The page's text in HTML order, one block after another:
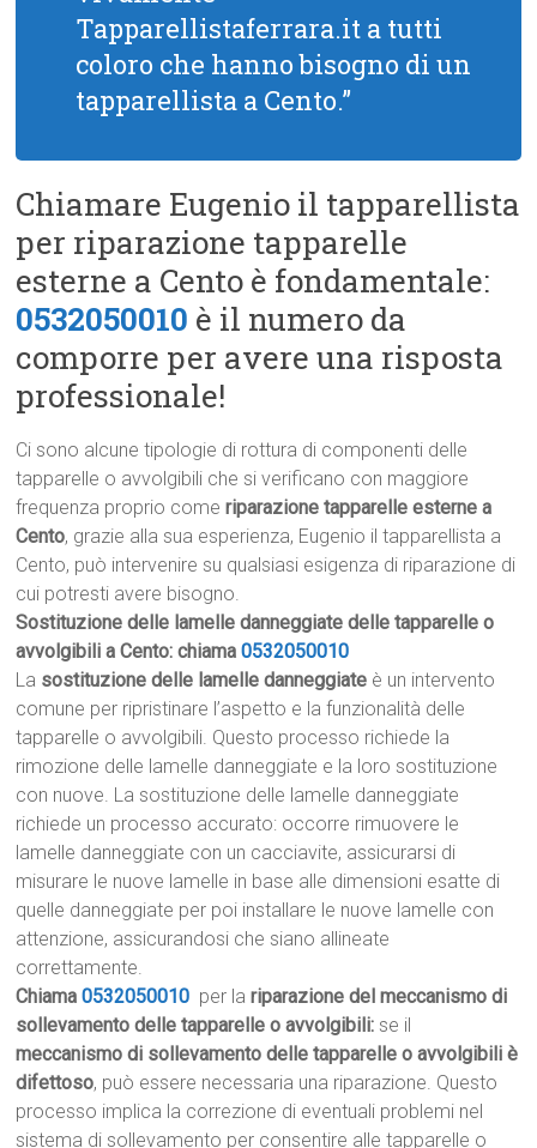
Tapparellistaferrara.it a tutti
coloro che hanno bisogno di un
tapparellista a Cento.”
Chiamare Eugenio il tapparellista
per riparazione tapparelle
esterne a Cento è fondamentale:
0532050010 è il numero da
comporre per avere una risposta
professionale!
Ci sono alcune tipologie di rottura di componenti delle
tapparelle o avvolgibili che si verificano con maggiore
frequenza proprio comeriparazione tapparelle esterne a
Cento, grazie alla sua esperienza, Eugenio il tapparellista a
Cento, può intervenire su qualsiasi esigenza di riparazione di
cui potresti avere bisogno.
Sostituzione delle lamelle danneggiate delle tapparelle o
avvolgibili a Cento: chiama0532050010
La sostituzione delle lamelle danneggiate è un intervento
comune per ripristinare l’aspetto e la funzionalità delle
tapparelle o avvolgibili. Questo processo richiede la
rimozione delle lamelle danneggiate e la loro sostituzione
con nuove. La sostituzione delle lamelle danneggiate
richiede un processo accurato: occorre rimuovere le
lamelle danneggiate con un cacciavite, assicurarsi di
misurare le nuove lamelle in base alle dimensioni esatte di
quelle danneggiate per poi installare le nuove lamelle con
attenzione, assicurandosi che siano allineate
correttamente.
Chiama0532050010 per lariparazione del meccanismo di
sollevamento delle tapparelle o avvolgibili: se il
meccanismo di sollevamento delle tapparelle o avvolgibili è
difettoso, può essere necessaria una riparazione. Questo
processo implica la correzione di eventuali problemi nel
sistema di sollevamento per consentire alle tapparelle o